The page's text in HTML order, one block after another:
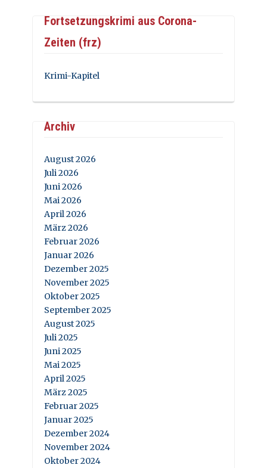
Fortsetzungskrimi aus Corona-
Zeiten (frz)
Krimi-Kapitel
Archiv
August 2026
Juli 2026
Juni 2026
Mai 2026
April 2026
März 2026
Februar 2026
Januar 2026
Dezember 2025
November 2025
Oktober 2025
September 2025
August 2025
Juli 2025
Juni 2025
Mai 2025
April 2025
März 2025
Februar 2025
Januar 2025
Dezember 2024
November 2024
Oktober 2024